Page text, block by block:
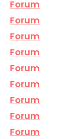
Forum
Forum
Forum
Forum
Forum
Forum
Forum
Forum
Forum